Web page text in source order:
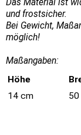
Das Material ist
und frostsicher.
Bei Gewicht,
möglich!
Maßangaben:
Höhe
14 cm